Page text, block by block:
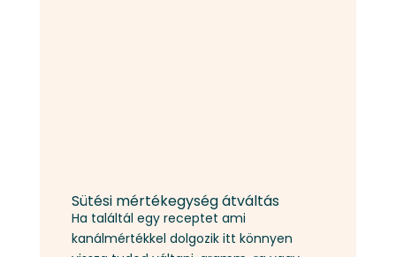
Sütési mértékegység átváltás
Ha találtál egy receptet ami
kanálmértékkel dolgozik itt könnyen